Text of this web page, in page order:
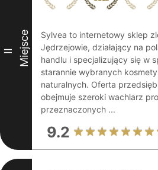
II Miejsce
Sylvea to internetowy sklep
Jędrzejowie, działający na
handlu i specjalizujący się w
starannie wybranych
naturalnych. Oferta
obejmuje szeroki wachlarz
przeznaczonych ...
9.2